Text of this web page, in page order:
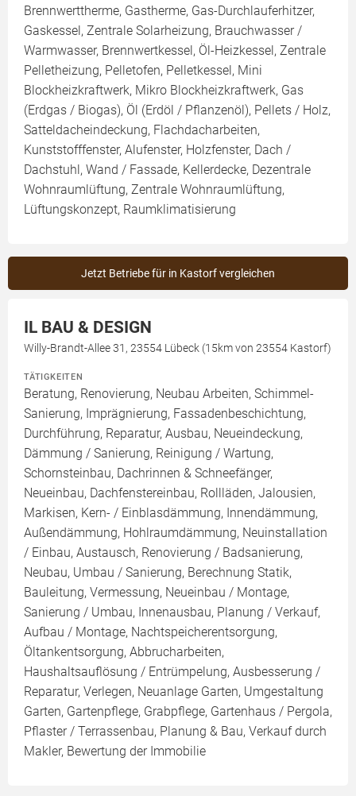
Brennwerttherme, Gastherme, Gas-Durchlauferhitzer,
Gaskessel, Zentrale Solarheizung, Brauchwasser /
Warmwasser, Brennwertkessel, Öl-Heizkessel, Zentrale
Pelletheizung, Pelletofen, Pelletkessel, Mini
Blockheizkraftwerk, Mikro Blockheizkraftwerk, Gas
(Erdgas / Biogas), Öl (Erdöl / Pflanzenöl), Pellets / Holz,
Satteldacheindeckung, Flachdacharbeiten,
Kunststofffenster, Alufenster, Holzfenster, Dach /
Dachstuhl, Wand / Fassade, Kellerdecke, Dezentrale
Wohnraumlüftung, Zentrale Wohnraumlüftung,
Lüftungskonzept, Raumklimatisierung
Jetzt Betriebe für in Kastorf vergleichen
IL BAU & DESIGN
Willy-Brandt-Allee 31, 23554 Lübeck (15km von 23554 Kastorf)
TÄTIGKEITEN
Beratung, Renovierung, Neubau Arbeiten, Schimmel-
Sanierung, Imprägnierung, Fassadenbeschichtung,
Durchführung, Reparatur, Ausbau, Neueindeckung,
Dämmung / Sanierung, Reinigung / Wartung,
Schornsteinbau, Dachrinnen & Schneefänger,
Neueinbau, Dachfenstereinbau, Rollläden, Jalousien,
Markisen, Kern- / Einblasdämmung, Innendämmung,
Außendämmung, Hohlraumdämmung, Neuinstallation
/ Einbau, Austausch, Renovierung / Badsanierung,
Neubau, Umbau / Sanierung, Berechnung Statik,
Bauleitung, Vermessung, Neueinbau / Montage,
Sanierung / Umbau, Innenausbau, Planung / Verkauf,
Aufbau / Montage, Nachtspeicherentsorgung,
Öltankentsorgung, Abbrucharbeiten,
Haushaltsauflösung / Entrümpelung, Ausbesserung /
Reparatur, Verlegen, Neuanlage Garten, Umgestaltung
Garten, Gartenpflege, Grabpflege, Gartenhaus / Pergola,
Pflaster / Terrassenbau, Planung & Bau, Verkauf durch
Makler, Bewertung der Immobilie